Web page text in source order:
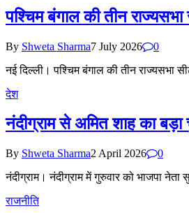
पश्चिम बंगाल की तीन
By Shweta Sharma7 July 2026
0
नई दिल्ली। पश्चिम बंगाल की तीन राज्यसभा
देश
नंदीग्राम से अमित शाह का बड़ा
By Shweta Sharma2 April 2026
0
नंदीग्राम। नंदीग्राम में गुरुवार को भाजपा
राजनीति